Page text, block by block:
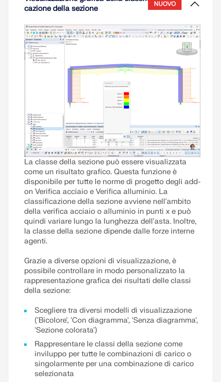
cazione della sezione
NUOVO
La classe della sezione può essere visualizzata
come un risultato grafico. Questa funzione è
disponibile per tutte le norme di progetto degli add-
on Verifica acciaio e Verifica alluminio. La
classificazione della sezione avviene nell'ambito
della verifica acciaio o alluminio in punti x e può
quindi variare lungo la lunghezza dell'asta. Inoltre,
la classe della sezione dipende dalle forze interne
agenti.
Grazie a diverse opzioni di visualizzazione, è
possibile controllare in modo personalizzato la
rappresentazione grafica dei risultati delle classi
della sezione:
Scegliere tra diversi modelli di visualizzazione
('Bicolore', 'Con diagramma', 'Senza diagramma',
'Sezione colorata')
Rappresentare le classi della sezione come
inviluppo per tutte le combinazioni di carico o
singolarmente per una combinazione di carico
selezionata